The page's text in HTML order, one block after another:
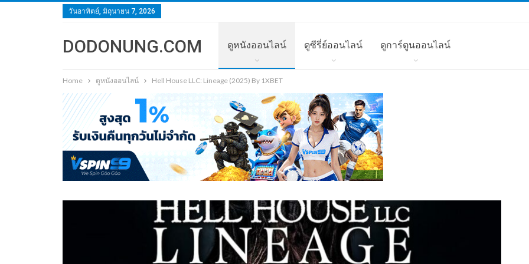
วันอาทิตย์, มิถุนายน 7, 2026
DODONUNG.COM ดูหนังออนไลน์ ดูซีรี่ย์ออนไลน์ ดูการ์ตูนออนไลน์
Home ดูหนังออนไลน์ Hell House LLC: Lineage (2025) By 1XBET